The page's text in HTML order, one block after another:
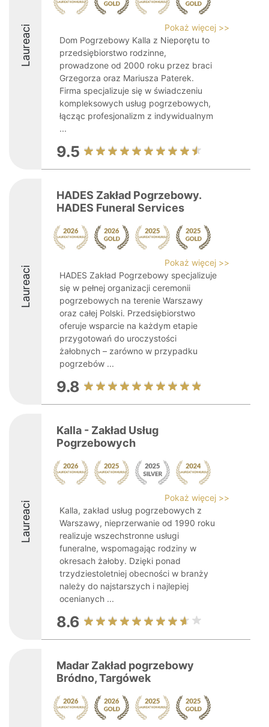
Laureaci
Pokaż więcej >>
Dom Pogrzebowy Kalla z Nieporętu to
przedsiębiorstwo rodzinne,
prowadzone od 2000 roku przez braci
Grzegorza oraz Mariusza Paterek.
Firma specjalizuje się w świadczeniu
kompleksowych usług pogrzebowych,
łącząc profesjonalizm z indywidualnym
...
9.5
Laureaci
HADES Zakład Pogrzebowy.
HADES Funeral Services
Pokaż więcej >>
HADES Zakład Pogrzebowy specjalizuje
się w pełnej organizacji ceremonii
pogrzebowych na terenie Warszawy
oraz całej Polski. Przedsiębiorstwo
oferuje wsparcie na każdym etapie
przygotowań do uroczystości
żałobnych – zarówno w przypadku
pogrzebów ...
9.8
Laureaci
Kalla - Zakład Usług
Pogrzebowych
Pokaż więcej >>
Kalla, zakład usług pogrzebowych z
Warszawy, nieprzerwanie od 1990 roku
realizuje wszechstronne usługi
funeralne, wspomagając rodziny w
okresach żałoby. Dzięki ponad
trzydziestoletniej obecności w branży
należy do najstarszych i najlepiej
ocenianych ...
8.6
Madar Zakład pogrzebowy
Bródno, Targówek